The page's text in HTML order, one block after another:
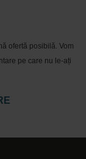
ofertă posibilă. Vom
pe care nu le-ați